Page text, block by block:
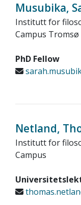
Musubika,
Institutt for
Campus Tromsø
PhD Fellow
Netland,
Institutt for
Campus